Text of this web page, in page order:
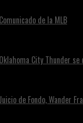
Comunicado de la MLB
Oklahoma City Thunder se
Juicio de Fondo, Wander